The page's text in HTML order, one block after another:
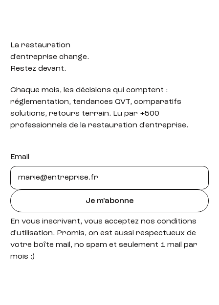
La restauration
d'entreprise change.
Restez devant.
Chaque mois, les décisions qui comptent :
réglementation, tendances QVT, comparatifs
solutions, retours terrain. Lu par +500
professionnels de la restauration d'entreprise.
Email
Je m'abonne
En vous inscrivant, vous acceptez nos conditions
d'utilisation. Promis, on est aussi respectueux de
votre boîte mail, no spam et seulement 1 mail par
mois :)